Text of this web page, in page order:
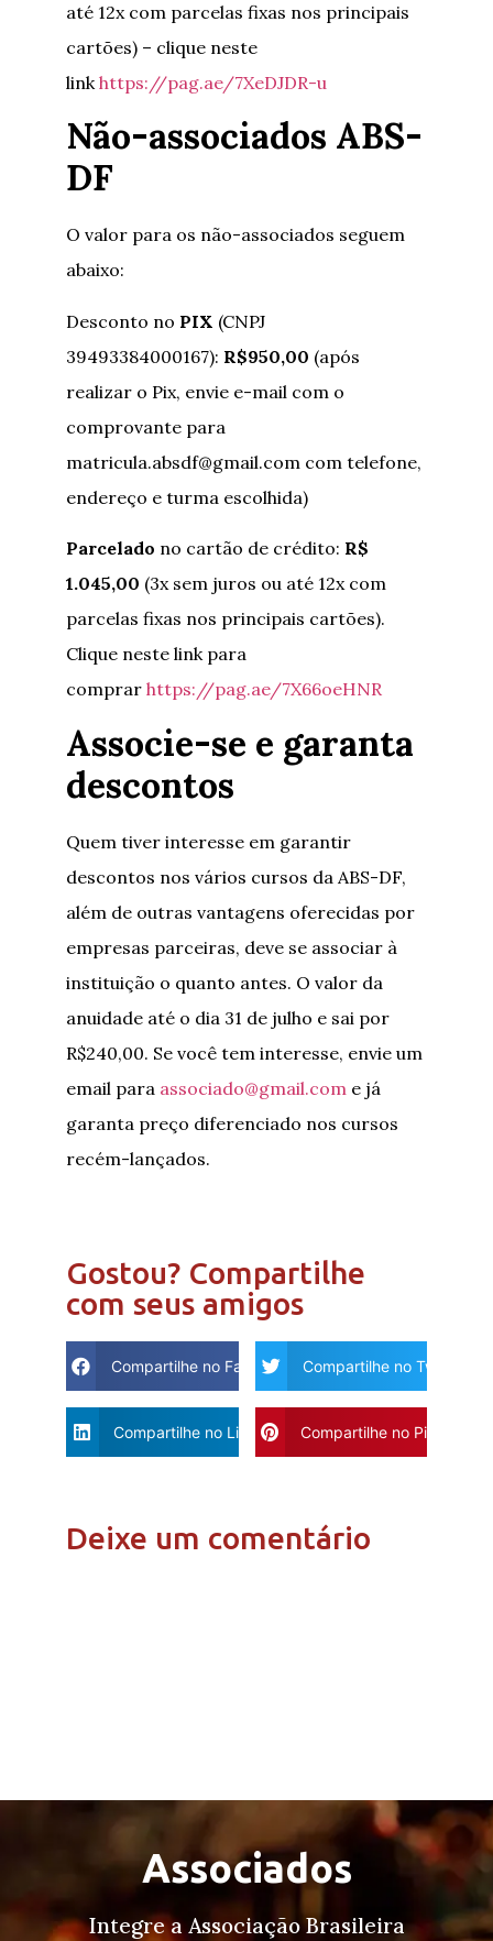
até 12x com parcelas fixas nos principais
cartões) – clique neste
linkhttps://pag.ae/7XeDJDR-u
Não-associados ABS-
DF
O valor para os não-associados seguem
abaixo:
Desconto no PIX (CNPJ
39493384000167): R$950,00 (após
realizar o Pix, envie e-mail com o
comprovante para
matricula.absdf@gmail.com com telefone,
endereço e turma escolhida)
Parcelado no cartão de crédito: R$
1.045,00 (3x sem juros ou até 12x com
parcelas fixas nos principais cartões).
Clique neste link para
comprar https://pag.ae/7X66oeHNR
Associe-se e garanta
descontos
Quem tiver interesse em garantir
descontos nos vários cursos da ABS-DF,
além de outras vantagens oferecidas por
empresas parceiras, deve se associar à
instituição o quanto antes. O valor da
anuidade até o dia 31 de julho e sai por
R$240,00. Se você tem interesse, envie um
email para associado@gmail.com e já
garanta preço diferenciado nos cursos
recém-lançados.
Gostou? Compartilhe
com seus amigos
Compartilhe no Facebook Compartilhe no Twitter
Compartilhe no Linkdin Compartilhe no Pinterest
Deixe um comentário
Associados
Integre a Associação Brasileira